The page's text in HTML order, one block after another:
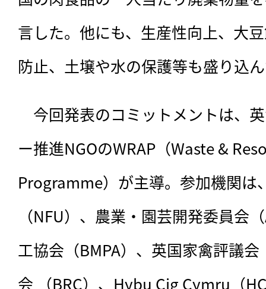
言した。他にも、生産性向上、大
防止、土壌や水の保護等も盛り込
今回発表のコミットメントは、
ー推進NGOのWRAP（Waste &
Programme）が主導。参加機関は
（NFU）、農業・園芸開発委員会
工協会（BMPA）、英国家禽評議
会 （BRC）、Hybu Cig Cymru（